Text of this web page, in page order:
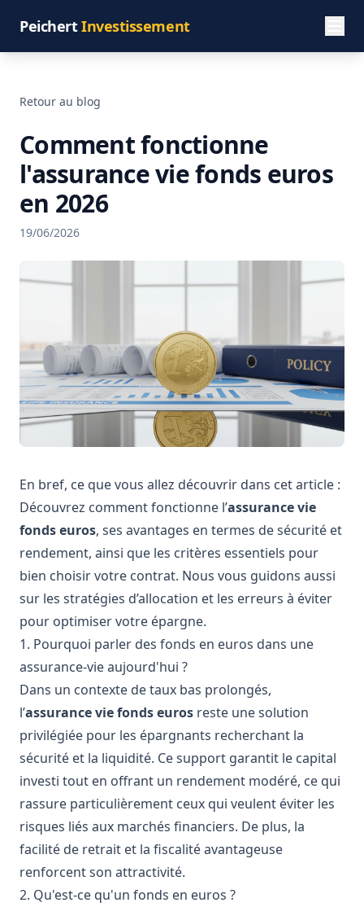
PeichertInvestissement
Retour au blog
Comment fonctionne
l'assurance vie fonds euros
en 2026
19/06/2026
En bref, ce que vous allez découvrir dans cet article :
Découvrez comment fonctionne l’assurance vie
fonds euros, ses avantages en termes de sécurité et
rendement, ainsi que les critères essentiels pour
bien choisir votre contrat. Nous vous guidons aussi
sur les stratégies d’allocation et les erreurs à éviter
pour optimiser votre épargne.
1. Pourquoi parler des fonds en euros dans une
assurance-vie aujourd'hui ?
Dans un contexte de taux bas prolongés,
l’assurance vie fonds euros reste une solution
privilégiée pour les épargnants recherchant la
sécurité et la liquidité. Ce support garantit le capital
investi tout en offrant un rendement modéré, ce qui
rassure particulièrement ceux qui veulent éviter les
risques liés aux marchés financiers. De plus, la
facilité de retrait et la fiscalité avantageuse
renforcent son attractivité.
2. Qu'est-ce qu'un fonds en euros ?